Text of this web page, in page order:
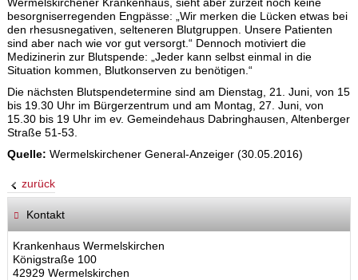
Wermelskirchener Krankenhaus, sieht aber zurzeit noch keine
besorgniserregenden Engpässe: „Wir merken die Lücken etwas bei
den rhesusnegativen, selteneren Blutgruppen. Unsere Patienten
sind aber nach wie vor gut versorgt.“ Dennoch motiviert die
Medizinerin zur Blutspende: „Jeder kann selbst einmal in die
Situation kommen, Blutkonserven zu benötigen.“
Die nächsten Blutspendetermine sind am Dienstag, 21. Juni, von 15
bis 19.30 Uhr im Bürgerzentrum und am Montag, 27. Juni, von
15.30 bis 19 Uhr im ev. Gemeindehaus Dabringhausen, Altenberger
Straße 51-53.
Quelle: Wermelskirchener General-Anzeiger (30.05.2016)
zurück
Kontakt
Krankenhaus Wermelskirchen
Königstraße 100
42929 Wermelskirchen